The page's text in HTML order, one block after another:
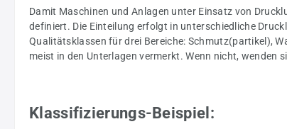
Damit Maschinen und Anlagen unter Einsatz von
definiert. Die Einteilung erfolgt in unterschiedliche
Qualitätsklassen für drei Bereiche: Schmutz(partikel),
meist in den Unterlagen vermerkt. Wenn nicht, wenden
Klassifizierungs-Beispiel: